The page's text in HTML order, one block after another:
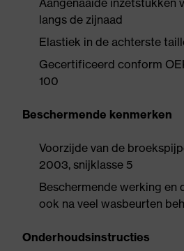
Aangenaaide inzetstukken
langs de zijnaad
Elastiek in de achterste
Gecertificeerd conform
100
Beschermende kenmerken
Voorzijde van de
2003, snijklasse 5
Beschermende werking
ook na veel wasbeurten
Onderhoudsinstructies